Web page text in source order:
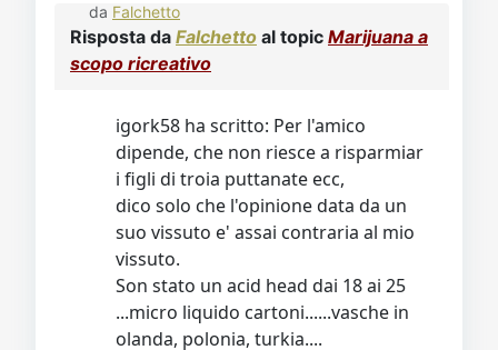
da Falchetto
Risposta da Falchetto al topic Marijuana a
scopo ricreativo
igork58 ha scritto: Per l'amico
dipende, che non riesce a risparmiar
i figli di troia puttanate ecc,
dico solo che l'opinione data da un
suo vissuto e' assai contraria al mio
vissuto.
Son stato un acid head dai 18 ai 25
...micro liquido cartoni......vasche in
olanda, polonia, turkia....